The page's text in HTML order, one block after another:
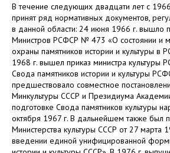
В течение следующих двадцати лет с
принят ряд нормативных документов,
в данной области: 24 июня 1966 г. вышло
Министров РСФСР № 473 «О состоянии и
охраны памятников истории и культуры в
1968 г. вышел приказ министра культуры
Свода памятников истории и культуры
предшествовало совместное
Минкультуры СССР и Президиума
подготовке Свода памятников культуры
октября 1967 г. В дальнейшем также был
Министерства культуры СССР от 27
введении единой унифицированной